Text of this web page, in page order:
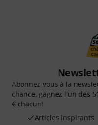
Abonnez-vous à la
chance, gagnez l'un des
€ chacun!
Articles inspirants